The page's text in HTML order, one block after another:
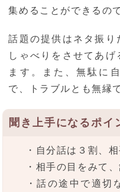
集めることができるの
話題の提供はネタ振り
しゃべりをさせてあ
ます。また、無駄に
で、トラブルとも無縁
聞き上手になるポイ
・自分話は３割、相
・相手の目をみて、
・話の途中で適切